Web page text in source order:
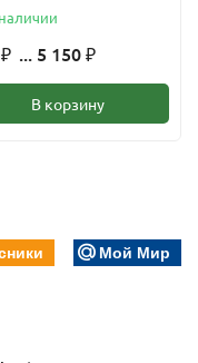
₽ ... 5 150 ₽
В корзину
Мой Мир